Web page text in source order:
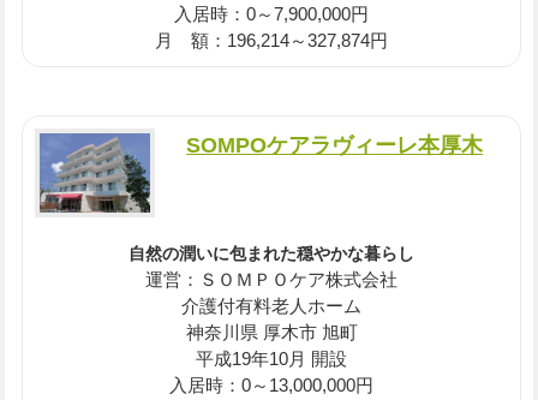
入居時：0～7,900,000円
月 額：196,214～327,874円
SOMPOケアラヴィーレ本厚木
自然の潤いに包まれた穏やかな暮らし
運営：ＳＯＭＰＯケア株式会社
介護付有料老人ホーム
神奈川県 厚木市 旭町
平成19年10月 開設
入居時：0～13,000,000円